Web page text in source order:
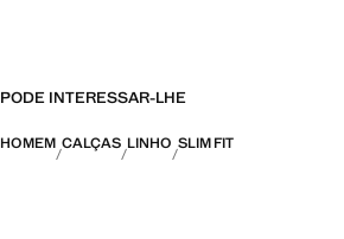
PODE INTERESSAR-LHE
HOMEM CALÇAS LINHO SLIM FIT